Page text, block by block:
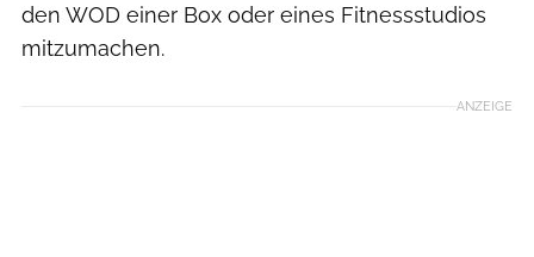
den WOD einer Box oder eines Fitnessstudios
mitzumachen.
ANZEIGE